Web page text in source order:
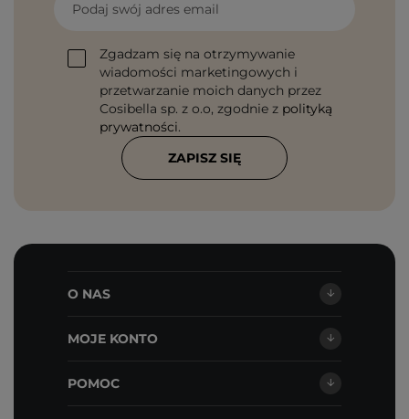
Podaj swój adres email
Zgadzam się na otrzymywanie
wiadomości marketingowych i
przetwarzanie moich danych przez
Cosibella sp. z o.o, zgodnie z polityką
prywatności.
ZAPISZ SIĘ
O NAS
MOJE KONTO
POMOC